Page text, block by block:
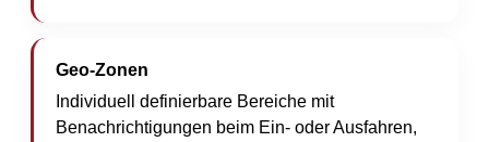
Geo-Zonen
Individuell definierbare Bereiche mit
Benachrichtigungen beim Ein- oder Ausfahren,